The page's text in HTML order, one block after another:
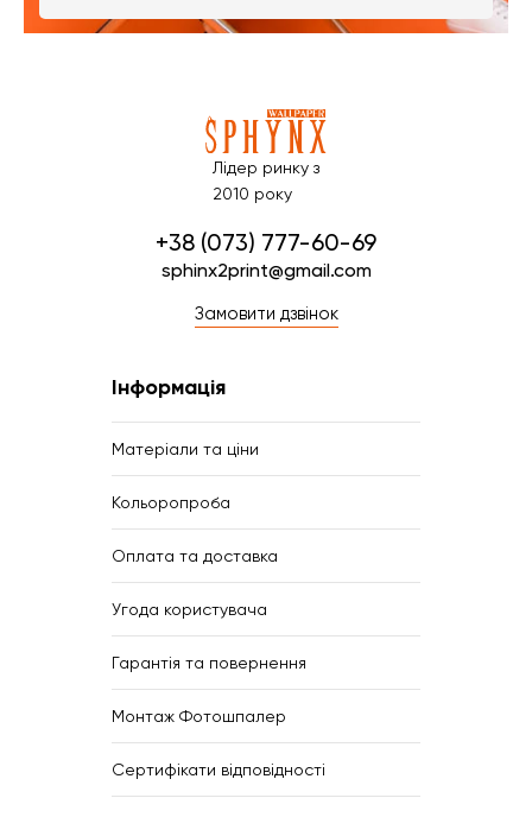
Лідер ринку з
2010 року
+38 (073) 777-60-69
sphinx2print@gmail.com
Замовити дзвінок
Інформація
Матеріали та ціни
Кольоропроба
Оплата та доставка
Угода користувача
Гарантія та повернення
Монтаж Фотошпалер
Сертифікати відповідності